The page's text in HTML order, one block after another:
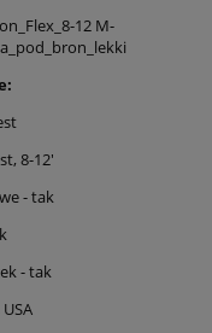
8-12'
- tak
- tak